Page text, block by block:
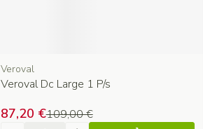
Veroval
Veroval Dc Large 1 P/s
109,00 €
87,20 €